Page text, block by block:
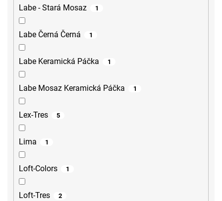
Labe - Stará Mosaz 1
Labe Černá Černá 1
Labe Keramická Páčka 1
Labe Mosaz Keramická Páčka 1
Lex-Tres 5
Lima 1
Loft-Colors 1
Loft-Tres 2